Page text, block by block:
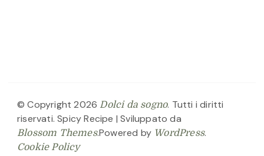
© Copyright 2026 Dolci da sogno. Tutti i diritti
riservati. Spicy Recipe | Sviluppato da
Blossom Themes.Powered by WordPress.
Cookie Policy